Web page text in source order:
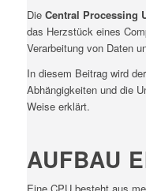
Die Central Processing
das Herzstück eines
Verarbeitung von Daten
In diesem Beitrag wird
Abhängigkeiten und die
Weise erklärt.
AUFBAU